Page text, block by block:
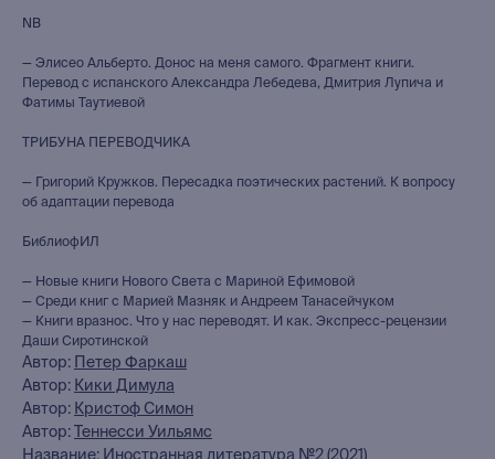
NB
— Элисео Альберто. Донос на меня самого. Фрагмент книги.
Перевод с испанского Александра Лебедева, Дмитрия Лупича и
Фатимы Таутиевой
ТРИБУНА ПЕРЕВОДЧИКА
— Григорий Кружков. Пересадка поэтических растений. К вопросу
об адаптации перевода
БиблиофИЛ
— Новые книги Нового Света с Мариной Ефимовой
— Среди книг с Марией Мазняк и Андреем Танасейчуком
— Книги вразнос. Что у нас переводят. И как. Экспресс-рецензии
Даши Сиротинской
Автор:
Петер Фаркаш
Автор: Кики Димула
Автор: Кристоф Симон
Автор:
Теннесси Уильямс
Название: Иностранная литература №2 (2021)
книжный интернет-магазин
из Петербурга
Каталог
Редкости
Новинки